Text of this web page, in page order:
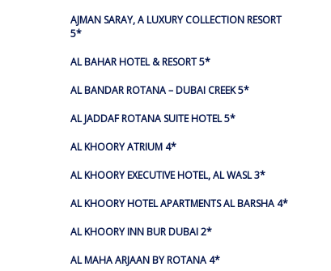
AJMAN SARAY, A LUXURY COLLECTION RESORT
5*
AL BAHAR HOTEL & RESORT 5*
AL BANDAR ROTANA – DUBAI CREEK 5*
AL JADDAF ROTANA SUITE HOTEL 5*
AL KHOORY ATRIUM 4*
AL KHOORY EXECUTIVE HOTEL, AL WASL 3*
AL KHOORY HOTEL APARTMENTS AL BARSHA 4*
AL KHOORY INN BUR DUBAI 2*
AL MAHA ARJAAN BY ROTANA 4*